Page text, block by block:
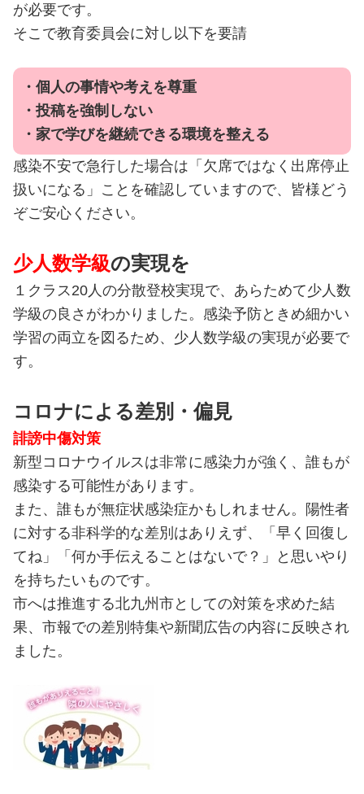
が必要です。
そこで教育委員会に対し以下を要請
・個人の事情や考えを尊重
・投稿を強制しない
・家で学びを継続できる環境を整える
感染不安で急行した場合は「欠席ではなく出席停止
扱いになる」ことを確認していますので、皆様どう
ぞご安心ください。
少人数学級の実現を
１クラス20人の分散登校実現で、あらためて少人数
学級の良さがわかりました。感染予防ときめ細かい
学習の両立を図るため、少人数学級の実現が必要で
す。
コロナによる差別・偏見
誹謗中傷対策
新型コロナウイルスは非常に感染力が強く、誰もが
感染する可能性があります。
また、誰もが無症状感染症かもしれません。陽性者
に対する非科学的な差別はありえず、「早く回復し
てね」「何か手伝えることはないで？」と思いやり
を持ちたいものです。
市へは推進する北九州市としての対策を求めた結
果、市報での差別特集や新聞広告の内容に反映され
ました。